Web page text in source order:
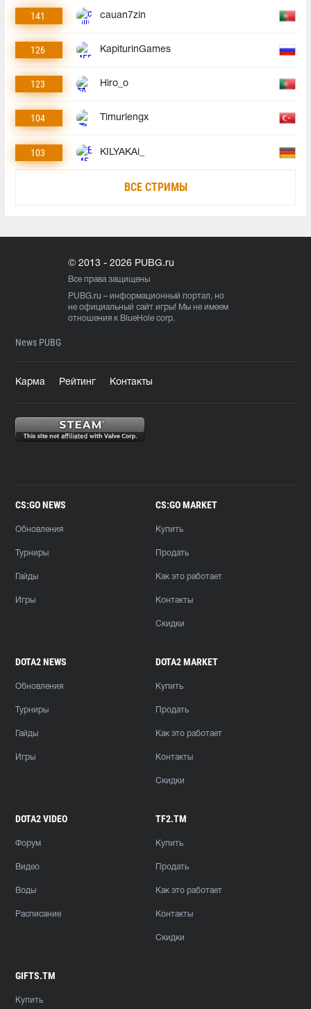
141 cauan7zin
126 KapiturinGames
123 Hiro_o
104 Timurlengx
103 KILYAKAi_
ВСЕ СТРИМЫ
© 2013 - 2026 PUBG.ru
Все права защищены
PUBG.ru – информационный портал, но
не официальный сайт игры! Мы не имеем
отношения к BlueHole corp.
News PUBG
Карма Рейтинг Контакты
CS:GO NEWS
Обновления
Турниры
Гайды
Игры
CS:GO MARKET
Купить
Продать
Как это работает
Контакты
Скидки
DOTA2 NEWS
Обновления
Турниры
Гайды
Игры
DOTA2 MARKET
Купить
Продать
Как это работает
Контакты
Скидки
DOTA2 VIDEO
Форум
Видео
Воды
Расписание
TF2.TM
Купить
Продать
Как это работает
Контакты
Скидки
GIFTS.TM
Купить